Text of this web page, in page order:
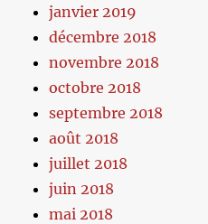
janvier 2019
décembre 2018
novembre 2018
octobre 2018
septembre 2018
août 2018
juillet 2018
juin 2018
mai 2018